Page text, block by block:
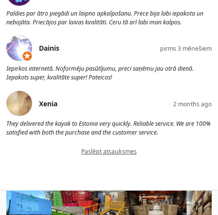
Paldies par ātro piegādi un laipno apkalpošanu. Prece bija labi iepakota un
nebojāta. Priecājos par laivas kvalitāti. Ceru tā arī labi man kalpos.
Dainis pirms 3 mēnešiem
Iepirkos internetā. Noformēju pasūtījumu, preci saņēmu jau otrā dienā.
Iepakots super, kvalitāte super! Pateicos!
Xenia 2 months ago
They delivered the kayak to Estonia very quickly. Reliable service. We are 100%
satisfied with both the purchase and the customer service.
Paslēpt atsauksmes